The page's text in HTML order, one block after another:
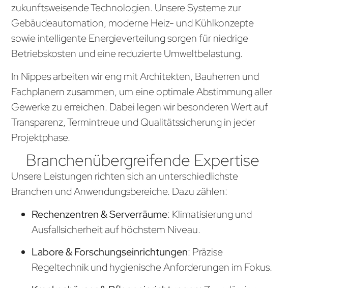
zukunftsweisende Technologien. Unsere Systeme zur
Gebäudeautomation, moderne Heiz- und Kühlkonzepte
sowie intelligente Energieverteilung sorgen für niedrige
Betriebskosten und eine reduzierte Umweltbelastung.
In Nippes arbeiten wir eng mit Architekten, Bauherren und
Fachplanern zusammen, um eine optimale Abstimmung aller
Gewerke zu erreichen. Dabei legen wir besonderen Wert auf
Transparenz, Termintreue und Qualitätssicherung in jeder
Projektphase.
Branchenübergreifende Expertise
Unsere Leistungen richten sich an unterschiedlichste
Branchen und Anwendungsbereiche. Dazu zählen:
Rechenzentren & Serverräume: Klimatisierung und
Ausfallsicherheit auf höchstem Niveau.
Labore & Forschungseinrichtungen: Präzise
Regeltechnik und hygienische Anforderungen im Fokus.